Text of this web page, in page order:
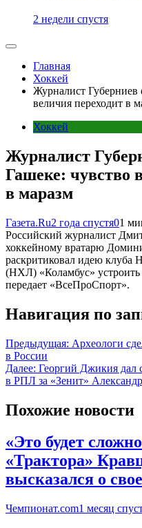
2 недели спустя
Главная
Хоккей
Журналист Губерниев
величия переходит в
Хоккей
Журналист
Гашеке: чувство
в маразм
Газета.Ru2 года спустя01
Российский журналист
хоккейному вратарю
раскритиковал идею клуба
(НХЛ) «Коламбус» устроить
передает «ВсеПроСпорт».
Навигация по
Предыдущая: Археологи
в России
Далее: Георгий Джикия дал
в РПЛ за «Зенит»
Похожие новости
«Это будет
«Трактора»
высказался о
Чемпионат.com1 месяц